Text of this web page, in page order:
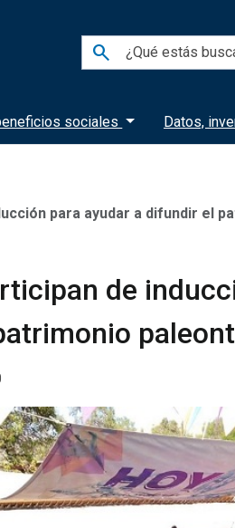
search
sociales Datos,
ayudar a difundir el patrimonio
de